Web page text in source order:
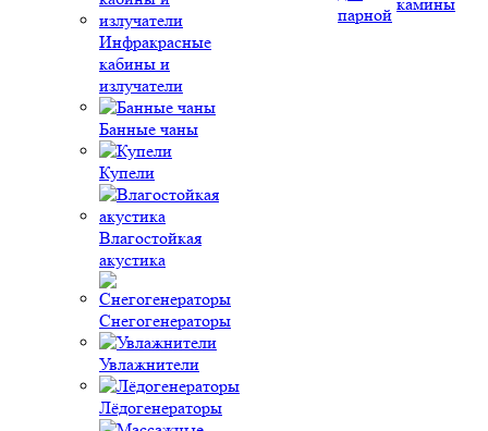
Инфракрасные
кабины и
излучатели
Банные чаны
Купели
Влагостойкая
акустика
Снегогенераторы
Увлажнители
Лёдогенераторы
парной